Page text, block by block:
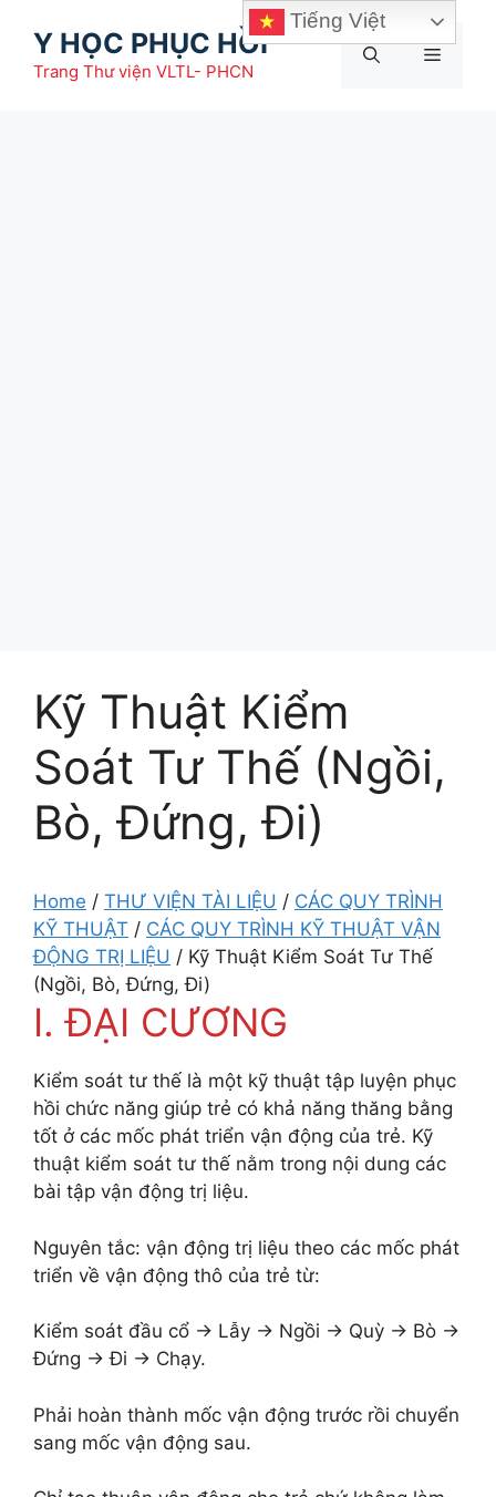
Y HỌC PHỤC HỒI
Trang Thư viện VLTL- PHCN
Menu
Kỹ Thuật Kiểm
Soát Tư Thế (Ngồi,
Bò, Đứng, Đi)
Home / THƯ VIỆN TÀI LIỆU / CÁC QUY TRÌNH
KỸ THUẬT / CÁC QUY TRÌNH KỸ THUẬT VẬN
ĐỘNG TRỊ LIỆU / Kỹ Thuật Kiểm Soát Tư Thế
(Ngồi, Bò, Đứng, Đi)
I. ĐẠI CƯƠNG
Kiểm soát tư thế là một kỹ thuật tập luyện phục
hồi chức năng giúp trẻ có khả năng thăng bằng
tốt ở các mốc phát triển vận động của trẻ. Kỹ
thuật kiểm soát tư thế nằm trong nội dung các
bài tập vận động trị liệu.
Nguyên tắc: vận động trị liệu theo các mốc phát
triển về vận động thô của trẻ từ:
Kiểm soát đầu cổ → Lẫy → Ngồi → Quỳ → Bò →
Đứng → Đi → Chạy.
Phải hoàn thành mốc vận động trước rồi chuyển
sang mốc vận động sau.
Tiếng Việt